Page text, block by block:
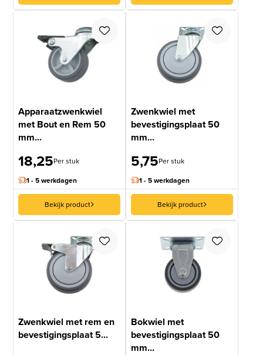
Apparaatzwenkwiel
met Bout en Rem 50
mm...
18,25Per stuk
1 - 5 werkdagen
Bekijk product
Zwenkwiel met
bevestigingsplaat 50
mm...
5,75Per stuk
1 - 5 werkdagen
Bekijk product
Zwenkwiel met rem en
bevestigingsplaat 5...
Bokwiel met
bevestigingsplaat 50
mm...